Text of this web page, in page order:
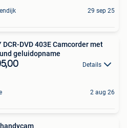
29 sep 25
DCR-DVD 403E Camcorder met
geluidopname
Details
2 aug 26